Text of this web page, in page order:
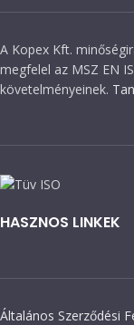
A Kopex Kft.
megfelel az MSZ EN
követelményeinek.
HASZNOS LINKEK
Általános Szerződési